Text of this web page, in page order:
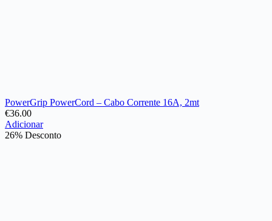
PowerGrip PowerCord – Cabo Corrente 16A, 2mt
€36.00
Adicionar
26% Desconto